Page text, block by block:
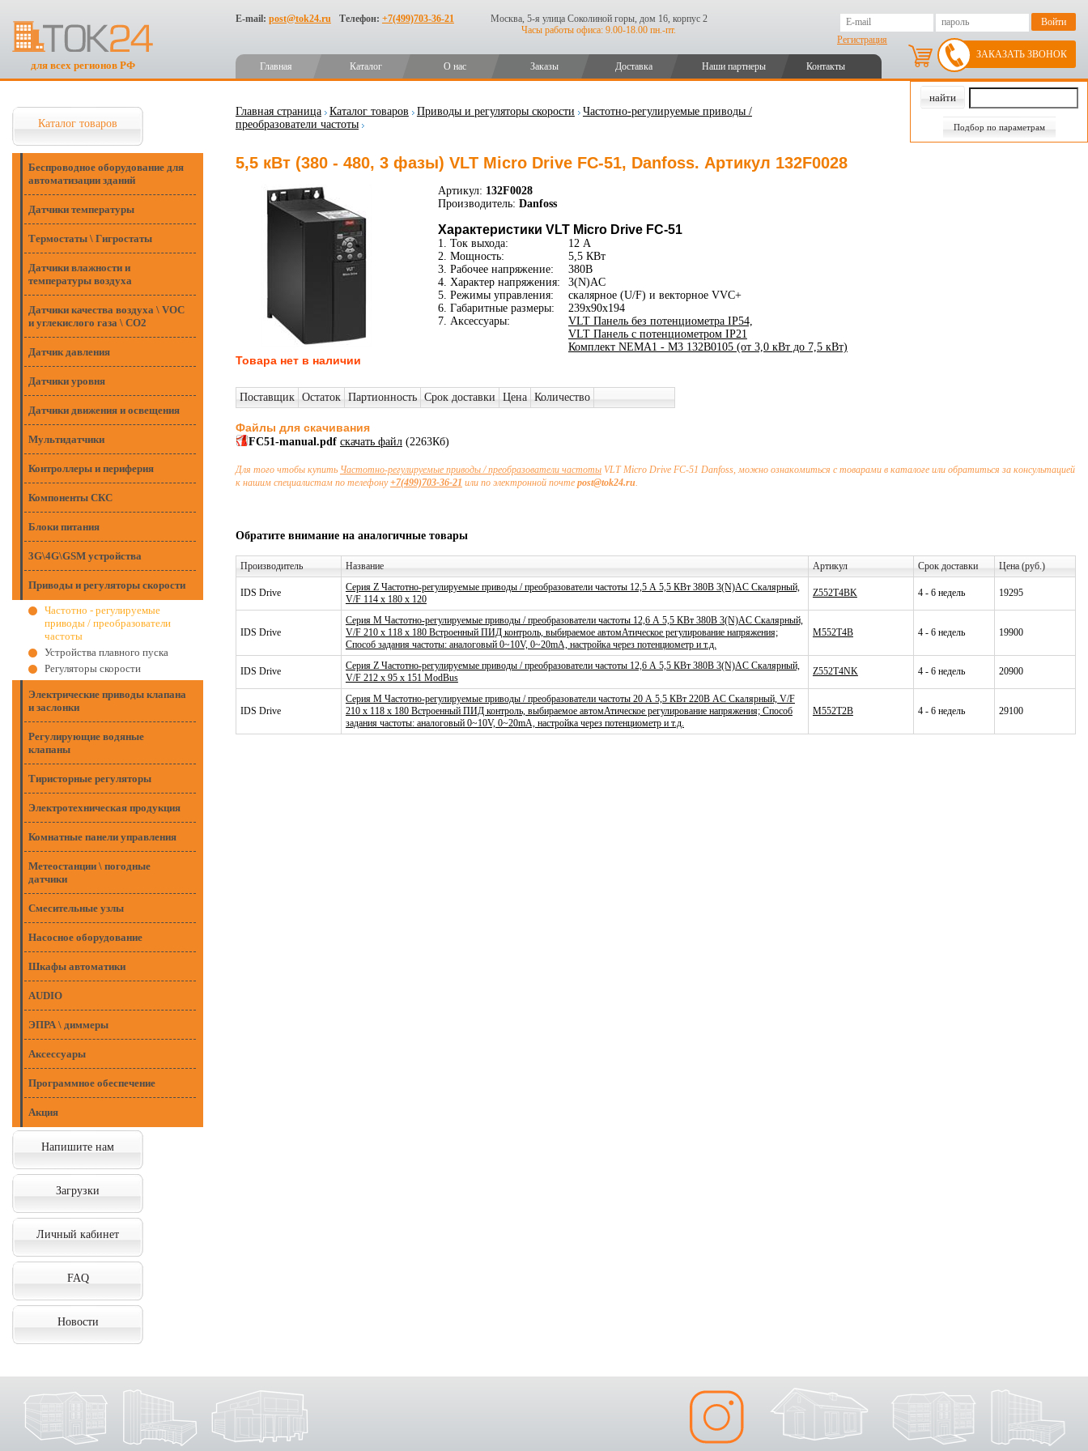
для всех регионов РФ
E-mail: post@tok24.ru Телефон: +7(499)703-36-21
Москва, 5-я улица Соколиной горы, дом 16, корпус 2
Часы работы офиса: 9.00-18.00 пн.-пт.
Регистрация
Главная Каталог О нас Заказы Доставка Наши партнеры Контакты
ЗАКАЗАТЬ ЗВОНОК
Подбор по параметрам
Каталог товаров
Беспроводное оборудование для
автоматизации зданий
Датчики температуры
Термостаты \ Гигростаты
Датчики влажности и
температуры воздуха
Датчики качества воздуха \ VOC
и углекислого газа \ CO2
Датчик давления
Датчики уровня
Датчики движения и освещения
Мультидатчики
Контроллеры и периферия
Компоненты СКС
Блоки питания
3G\4G\GSM устройства
Приводы и регуляторы скорости
Частотно - регулируемые
приводы / преобразователи
частоты
Устройства плавного пуска
Регуляторы скорости
Электрические приводы клапана
и заслонки
Регулирующие водяные
клапаны
Тиристорные регуляторы
Электротехническая продукция
Комнатные панели управления
Метеостанции \ погодные
датчики
Смесительные узлы
Насосное оборудование
Шкафы автоматики
AUDIO
ЭПРА \ диммеры
Аксессуары
Программное обеспечение
Акция
Напишите нам
Загрузки
Личный кабинет
FAQ
Новости
Главная страница Каталог товаров Приводы и регуляторы скорости
Частотно-регулируемые приводы /
преобразователи частоты
5,5 кВт (380 - 480, 3 фазы) VLT Micro Drive FC-51, Danfoss. Артикул 132F0028
Артикул: 132F0028
Производитель: Danfoss
Характеристики VLT Micro Drive FC-51
1. Ток выхода:
12 А
2. Мощность:
5,5 КВт
3. Рабочее напряжение:
380В
4. Характер напряжения:
3(N)AC
5. Режимы управления:
скалярное (U/F) и векторное VVC+
6. Габаритные размеры:
239x90x194
7. Аксессуары:
VLT Панель без потенциометра IP54,
VLT Панель с потенциометром IP21
Комплект NEMA1 - M3 132B0105 (от 3,0 кВт до 7,5 кВт)
Товара нет в наличии
Поставщик Остаток Партионность Срок доставки Цена Количество
Файлы для скачивания
FC51-manual.pdf скачать файл(2263Кб)
Для того чтобы купить Частотно-регулируемые приводы / преобразователи частотыVLT Micro Drive FC-51 Danfoss, можно ознакомиться с товарами в каталоге или обратиться за консультацией
к нашим специалистам по телефону+7(499)703-36-21 или по электронной почте post@tok24.ru.
Обратите внимание на аналогичные товары
Производитель Название Артикул Срок доставки Цена (руб.)
IDS Drive
Серия Z Частотно-регулируемые приводы / преобразователи частоты 12,5 А 5,5 КВт 380В 3(N)AC Скалярный,
V/F 114 x 180 x 120
Z552T4BK 4 - 6 недель 19295
IDS Drive
Серия M Частотно-регулируемые приводы / преобразователи частоты 12,6 А 5,5 КВт 380В 3(N)AC Скалярный,
V/F 210 x 118 x 180 Встроенный ПИД контроль, выбираемое автомАтическое регулирование напряжения;
Способ задания частоты: аналоговый 0~10V, 0~20mA, настройка через потенциометр и т.д.
M552T4B 4 - 6 недель 19900
IDS Drive
Серия Z Частотно-регулируемые приводы / преобразователи частоты 12,6 А 5,5 КВт 380В 3(N)AC Скалярный,
V/F 212 x 95 x 151 ModBus
Z552T4NK 4 - 6 недель 20900
IDS Drive
Серия M Частотно-регулируемые приводы / преобразователи частоты 20 А 5,5 КВт 220В AC Скалярный, V/F
210 x 118 x 180 Встроенный ПИД контроль, выбираемое автомАтическое регулирование напряжения; Способ
задания частоты: аналоговый 0~10V, 0~20mA, настройка через потенциометр и т.д.
M552T2B 4 - 6 недель 29100